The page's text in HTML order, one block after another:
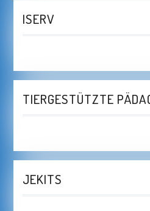
ISERV
TIERGESTÜTZTE
JEKITS